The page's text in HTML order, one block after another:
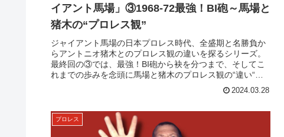
イアント馬場」③1968-72最強！BI砲～馬場と
猪木の“プロレス観”
ジャイアント馬場の日本プロレス時代、全盛期と名勝負か
らアントニオ猪木とのプロレス観の違いを探るシリーズ。
最終回の③では、最強！BI砲から袂を分つまで、そしてこ
れまでの歩みを念頭に馬場と猪木のプロレス観の“違い“に
2024.03.28
プロレス